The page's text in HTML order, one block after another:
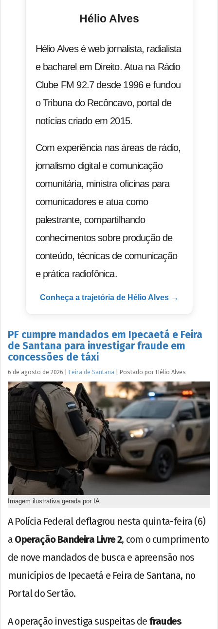
Hélio Alves
Hélio Alves é web jornalista, radialista
e bacharel em Direito. Atua na Rádio
Clube FM 92.7 desde 1996 e fundou
o Tribuna do Recôncavo, portal de
notícias criado em 2015.
Com experiência nas áreas de rádio,
jornalismo digital e comunicação
comunitária, ministra oficinas para
comunicadores e atua como
palestrante, compartilhando
conhecimentos sobre produção de
conteúdo, técnicas de comunicação
e prática radiofônica.
Conheça a trajetória de Hélio Alves →
PF cumpre mandados em Ipecaetá e Feira
de Santana para investigar fraude em
concessões de táxi
6 de agosto de 2026 Feira de Santana Postado por Hélio Alves
Imagem ilustrativa gerada por IA
A Polícia Federal deflagrou nesta quinta-feira (6)
a Operação Bandeira Livre 2, com o cumprimento
de nove mandados de busca e apreensão nos
municípios de Ipecaetá e Feira de Santana, no
Portal do Sertão.
A operação investiga suspeitas de fraudes